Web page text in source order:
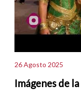
26 Agosto 2025
Imágenes de